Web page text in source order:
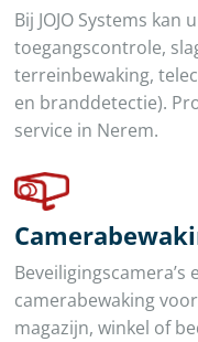
Bij JOJO Systems
toegangscontrole,
terreinbewaking,
en branddetectie).
service in Nerem.
camerabewaking
magazijn, winkel of